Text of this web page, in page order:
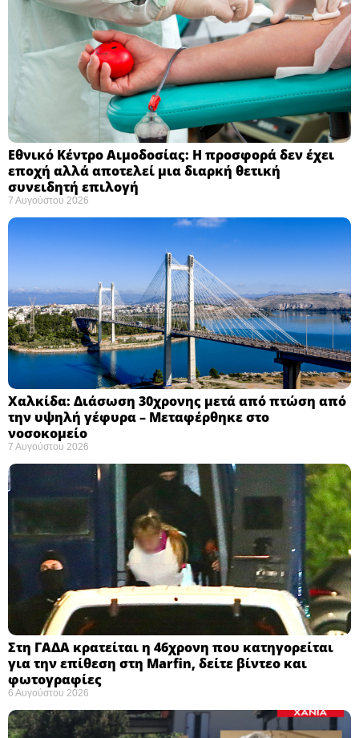
Εθνικό Κέντρο Αιμοδοσίας: H προσφορά δεν έχει
εποχή αλλά αποτελεί μια διαρκή θετική
συνειδητή επιλογή ​
7 Αυγούστου 2026
Χαλκίδα: Διάσωση 30χρονης μετά από πτώση από
την υψηλή γέφυρα – Μεταφέρθηκε στο
νοσοκομείο ​
7 Αυγούστου 2026
Στη ΓΑΔΑ κρατείται η 46χρονη που κατηγορείται
για την επίθεση στη Marfin, δείτε βίντεο και
φωτογραφίες
6 Αυγούστου 2026